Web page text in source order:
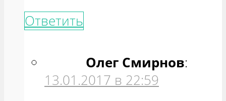
Ответить
Олег Смирнов:
13.01.2017 в 22:59